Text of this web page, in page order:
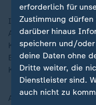
Im ersten Halbjahr
Anteil am deutschen
Kohle. Sie ist also
Energien und damit
Klimawandel.
Aber Windkraft hat
erforderlich für
Zustimmung
darüber hinaus
speichern und/
deine Daten ohne
Dritte weiter, die
Dienstleister sind.
auch nicht zu